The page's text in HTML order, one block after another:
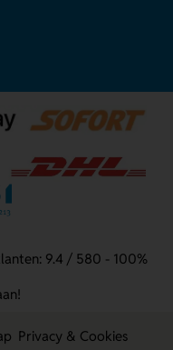
9.4 / 580 - 100%
Privacy & Cookies